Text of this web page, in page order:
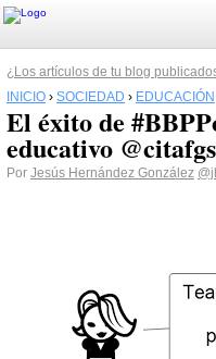
¿Los artículos de tu blog
INICIO › SOCIEDAD › EDUCACIÓN
El éxito de
educativo
Por Jesús Hernández González